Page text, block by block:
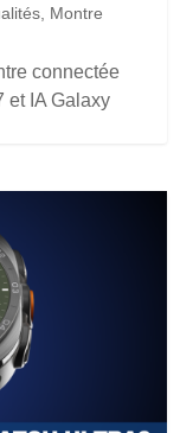
Montre
connectée
et IA Galaxy